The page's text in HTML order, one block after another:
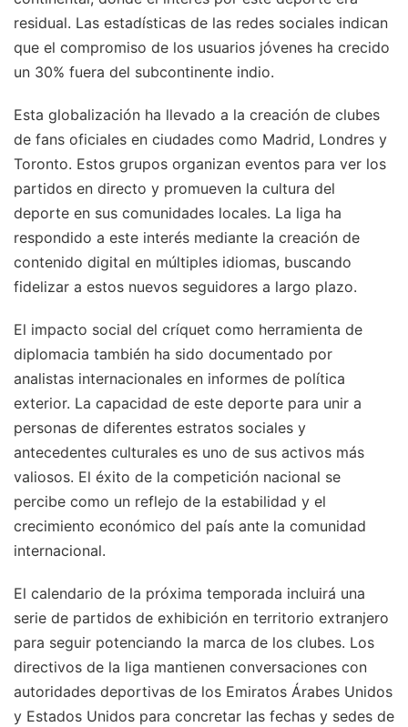
residual. Las estadísticas de las redes sociales indican
que el compromiso de los usuarios jóvenes ha crecido
un 30% fuera del subcontinente indio.
Esta globalización ha llevado a la creación de clubes
de fans oficiales en ciudades como Madrid, Londres y
Toronto. Estos grupos organizan eventos para ver los
partidos en directo y promueven la cultura del
deporte en sus comunidades locales. La liga ha
respondido a este interés mediante la creación de
contenido digital en múltiples idiomas, buscando
fidelizar a estos nuevos seguidores a largo plazo.
El impacto social del críquet como herramienta de
diplomacia también ha sido documentado por
analistas internacionales en informes de política
exterior. La capacidad de este deporte para unir a
personas de diferentes estratos sociales y
antecedentes culturales es uno de sus activos más
valiosos. El éxito de la competición nacional se
percibe como un reflejo de la estabilidad y el
crecimiento económico del país ante la comunidad
internacional.
El calendario de la próxima temporada incluirá una
serie de partidos de exhibición en territorio extranjero
para seguir potenciando la marca de los clubes. Los
directivos de la liga mantienen conversaciones con
autoridades deportivas de los Emiratos Árabes Unidos
y Estados Unidos para concretar las fechas y sedes de